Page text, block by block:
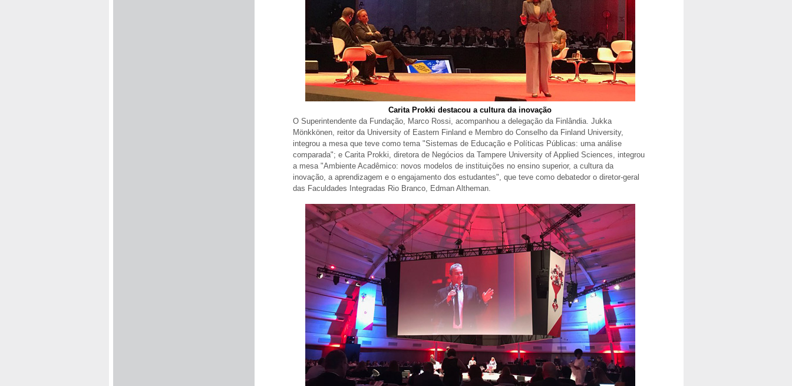
Carita Prokki destacou a cultura da inovação
O Superintendente da Fundação, Marco Rossi, acompanhou a delegação da Finlândia. Jukka
Mönkkönen, reitor da University of Eastern Finland e Membro do Conselho da Finland University,
integrou a mesa que teve como tema "Sistemas de Educação e Políticas Públicas: uma análise
comparada"; e Carita Prokki, diretora de Negócios da Tampere University of Applied Sciences, integrou
a mesa "Ambiente Acadêmico: novos modelos de instituições no ensino superior, a cultura da
inovação, a aprendizagem e o engajamento dos estudantes", que teve como debatedor o diretor-geral
das Faculdades Integradas Rio Branco, Edman Altheman.